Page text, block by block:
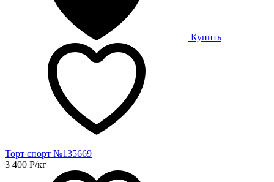
Купить
Торт спорт №135669
3 400 Р/кг